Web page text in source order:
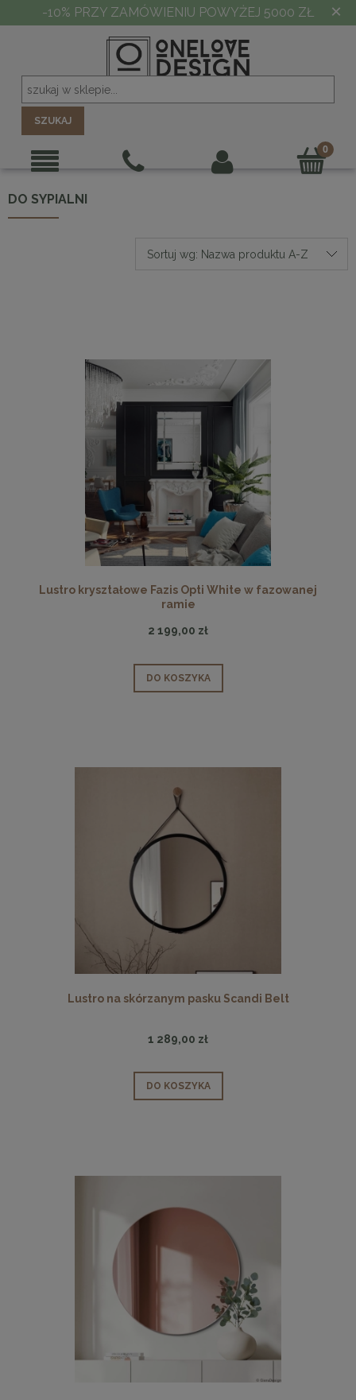
-10% PRZY ZAMÓWIENIU POWYŻEJ 5000 ZŁ ×
SZUKAJ
DO SYPIALNI
Sortuj wg: Nazwa produktu A-Z
Lustro kryształowe Fazis Opti White w fazowanej
ramie
2 199,00 zł
DO KOSZYKA
Lustro na skórzanym pasku Scandi Belt
1 289,00 zł
DO KOSZYKA